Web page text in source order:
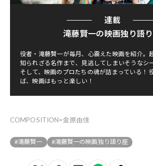
連載
滝藤賢一の映画独り語
役者・滝藤賢一が毎月、心震えた映画を紹介。
知られざる名作まで、見逃してしまいそうなシ
そして、映画のプロたちの魂が詰まっている！
ば、映画はもっと楽しい！
COMPOSITION=金原由佳
#滝藤賢一 #滝藤賢一の映画独り語り座